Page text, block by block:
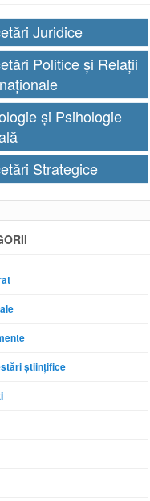
Juridice
Politice și Relații
și Psihologie
Strategice
științifice